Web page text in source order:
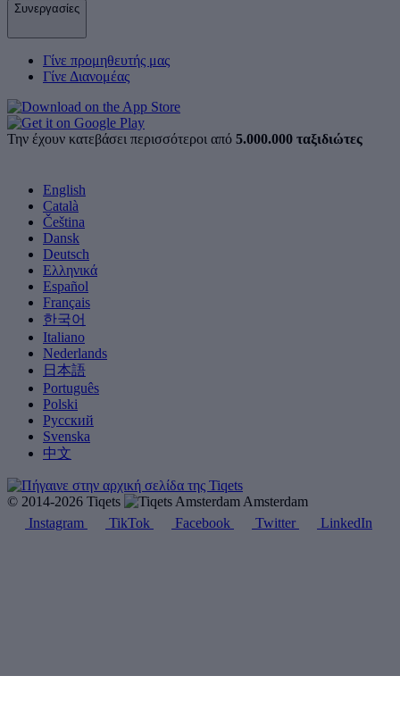
Συνεργασίες
Γίνε προμηθευτής μας
Γίνε Διανομέας
Την έχουν κατεβάσει περισσότεροι από 5.000.000 ταξιδιώτες
English
Català
Čeština
Dansk
Deutsch
Ελληνικά
Español
Français
한국어
Italiano
Nederlands
日本語
Português
Polski
Русский
Svenska
中文
© 2014-2026 Tiqets
Amsterdam
Instagram
TikTok Facebook Twitter LinkedIn